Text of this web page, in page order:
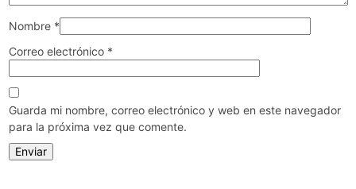
Nombre *
Correo electrónico *
Guarda mi nombre, correo electrónico y web en este navegador
para la próxima vez que comente.